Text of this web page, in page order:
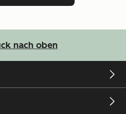
nach oben